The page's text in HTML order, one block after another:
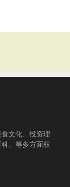
文化、投资理
、等多方面权